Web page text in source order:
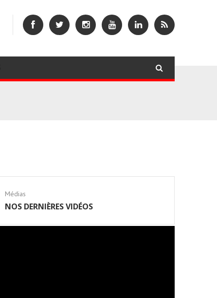
Médias
NOS DERNIÈRES VIDÉOS